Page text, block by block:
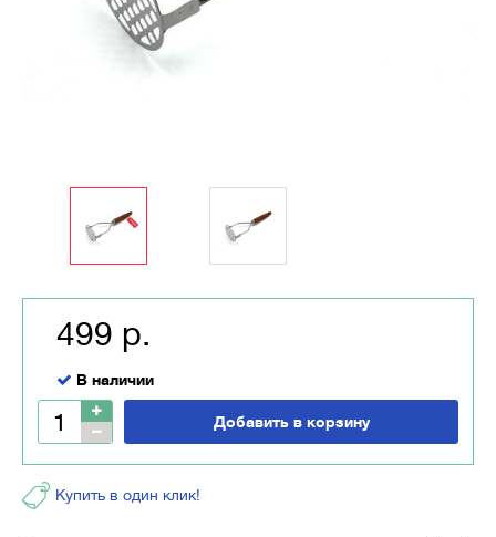
499 р.
В наличии
Добавить в корзину
Купить в один клик!